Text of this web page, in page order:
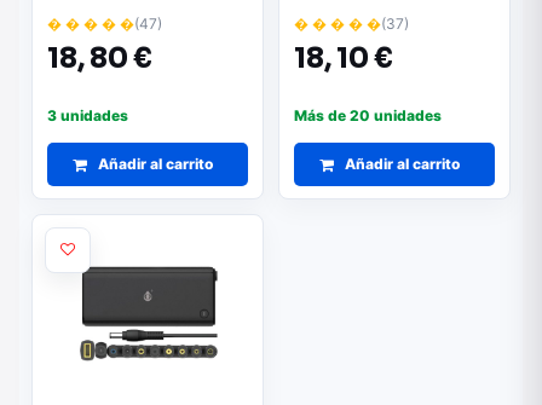
1.2m / AT962 / One +
� � � � �(47)
18,80 €
3 unidades
Añadir al carrito
� � � � �(37)
18,10 €
Más de 20 unidades
Añadir al carrito